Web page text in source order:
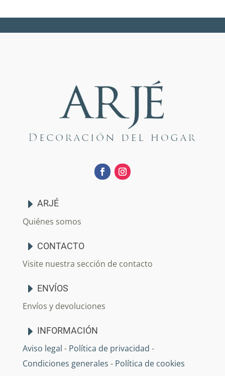
ARJÉ
Quiénes somos
CONTACTO
Visite nuestra sección de contacto
ENVÍOS
Envíos y devoluciones
INFORMACIÓN
Aviso legal - Política de privacidad -
Condiciones generales - Política de cookies